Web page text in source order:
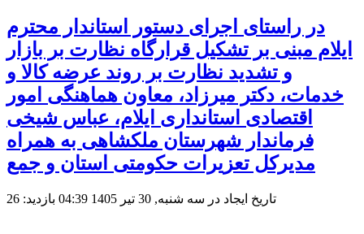
در راستای اجرای دستور استاندار محترم
ایلام مبنی بر تشکیل قرارگاه نظارت بر بازار
و تشدید نظارت بر روند عرضه کالا و
خدمات، دکتر میرزاد، معاون هماهنگی امور
اقتصادی استانداری ایلام، عباس شیخی
فرماندار شهرستان ملکشاهی به همراه
مدیرکل تعزیرات حکومتی استان و جمع
تاریخ ایجاد در سه شنبه, 30 تیر 1405 04:39 بازدید: 26